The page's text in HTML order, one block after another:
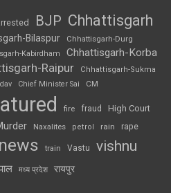
BJP Chhattisgarh
Bilaspur Chhattisgarh-Durg
Kabirdham Chhattisgarh-Korba
Raipur
Chhattisgarh-Sukma
Chief Minister Sai CM
fire fraud High Court
Naxalites petrol rain rape
train Vastu vishnu
मध्य प्रदेश रायपुर